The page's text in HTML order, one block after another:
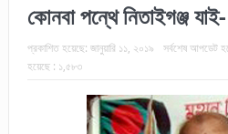
কোনবা পন্থে নিতাইগঞ্জ যাই-
প্রকাশিত হয়েছে: জানুয়ারি ১১, ২০১৯ সর্বশেষ আপডেট
হয়েছে : ১,৫৮৩